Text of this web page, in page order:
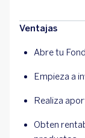
Ventajas
Abre tu
Empieza a
Realiza
Obten